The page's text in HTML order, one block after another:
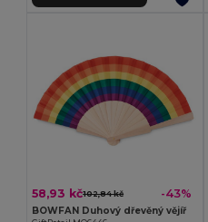
58,93 kč102,84 kč -43%
BOWFAN Duhový dřevěný vějíř